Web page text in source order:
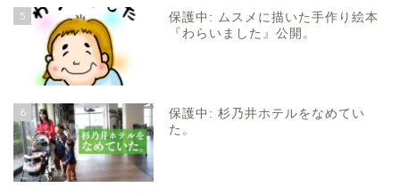
5
保護中: ムスメに描いた手作り絵本
『わらいました』公開。
6
保護中: 杉乃井ホテルをなめてい
た。